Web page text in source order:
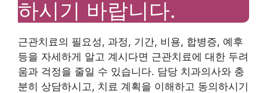
하시기 바랍니다.
근관치료의 필요성, 과정, 기간, 비용, 합병증, 예후
등을 자세하게 알고 계시다면 근관치료에 대한 두려
움과 걱정을 줄일 수 있습니다. 담당 치과의사와 충
분히 상담하시고, 치료 계획을 이해하고 동의하시기